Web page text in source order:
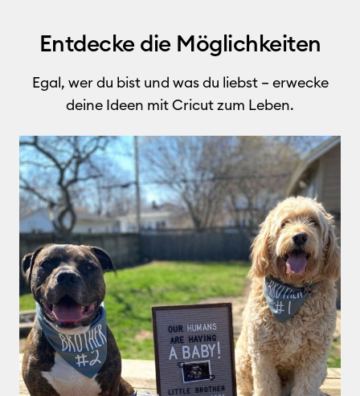
Entdecke die Möglichkeiten
Egal, wer du bist und was du liebst – erwecke
deine Ideen mit Cricut zum Leben.